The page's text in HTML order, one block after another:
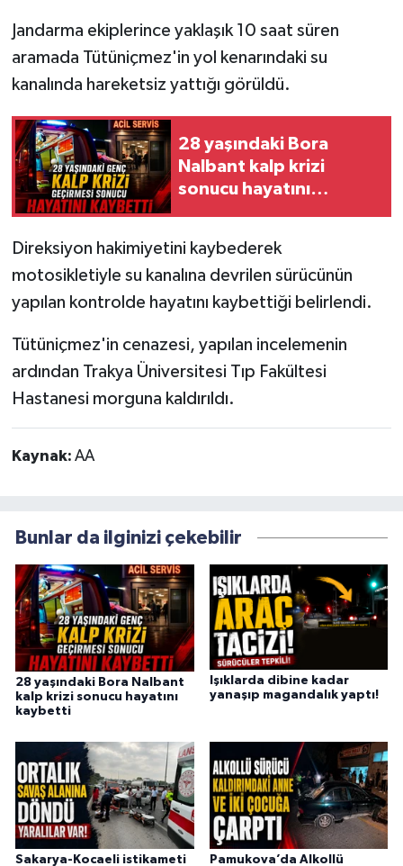
Jandarma ekiplerince yaklaşık 10 saat süren
aramada Tütüniçmez'in yol kenarındaki su
kanalında hareketsiz yattığı görüldü.
28 yaşındaki Bora
Nalbant kalp krizi
sonucu hayatını
Direksiyon hakimiyetini kaybederek
motosikletiyle su kanalına devrilen sürücünün
yapılan kontrolde hayatını kaybettiği belirlendi.
Tütüniçmez'in cenazesi, yapılan incelemenin
ardından Trakya Üniversitesi Tıp Fakültesi
Hastanesi morguna kaldırıldı.
Kaynak: AA
Bunlar da ilginizi çekebilir
28 yaşındaki Bora Nalbant
kalp krizi sonucu hayatını
kaybetti
Işıklarda dibine kadar
yanaşıp magandalık yaptı!
Sakarya-Kocaeli istikameti
Pamukova’da Alkollü